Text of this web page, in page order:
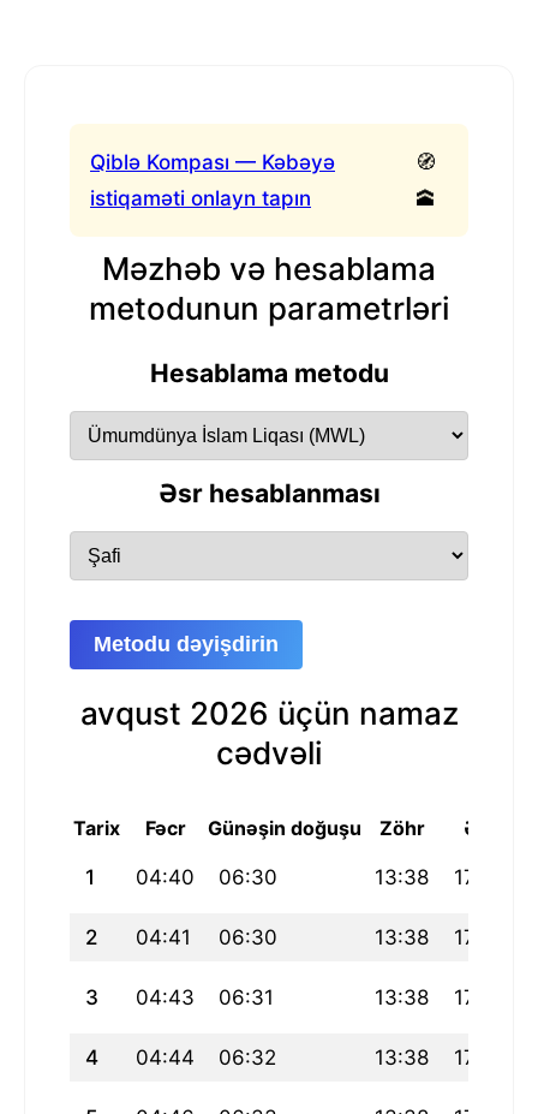
Qiblə Kompası — Kəbəyə
istiqaməti onlayn tapın
🧭
🕋
Məzhəb və hesablama
metodunun parametrləri
Hesablama metodu
Əsr hesablanması
Metodu dəyişdirin
avqust 2026 üçün namaz
cədvəli
Tarix Fəcr Günəşin doğuşu Zöhr Əsr
1 04:40 06:30 13:38 17:32
2 04:41 06:30 13:38 17:32
3 04:43 06:31 13:38 17:32
4 04:44 06:32 13:38 17:31